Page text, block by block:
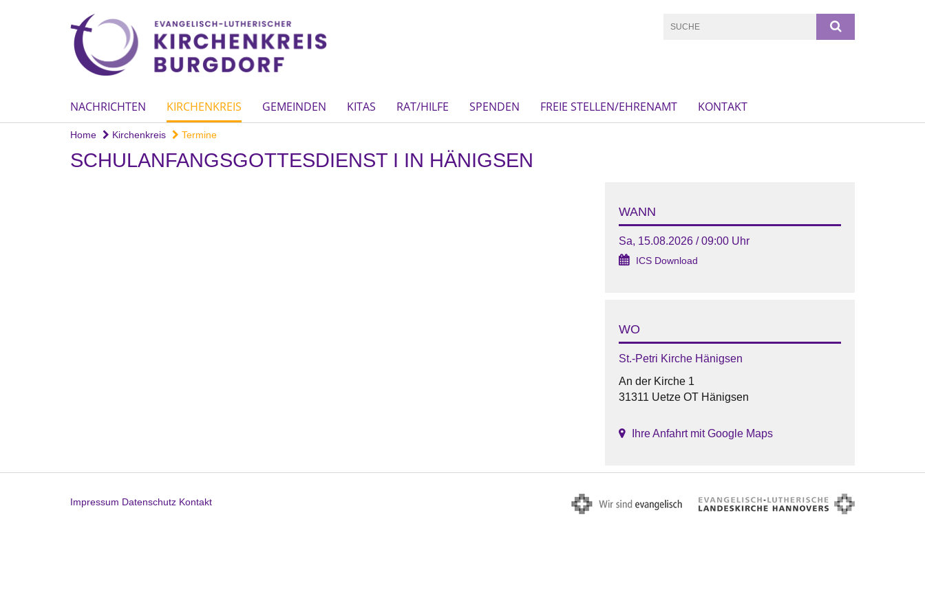
NACHRICHTEN KIRCHENKREIS GEMEINDEN KITAS RAT/HILFE SPENDEN FREIE STELLEN/EHRENAMT KONTAKT
Home Kirchenkreis Termine
SCHULANFANGSGOTTESDIENST I IN HÄNIGSEN
WANN
Sa, 15.08.2026 / 09:00 Uhr
ICS Download
WO
St.-Petri Kirche Hänigsen
An der Kirche 1
31311 Uetze OT Hänigsen
Ihre Anfahrt mit Google Maps
Impressum Datenschutz Kontakt